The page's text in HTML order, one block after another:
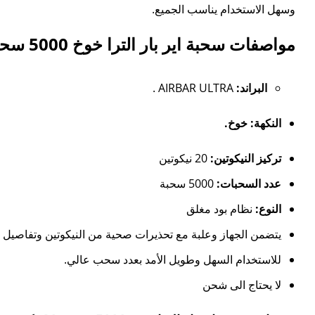
وسهل الاستخدام يناسب الجميع.
مواصفات سحبة اير بار الترا خوخ 5000 سحبه 20 نكوتين:
البراند: AIRBAR ULTRA .
النكهة: خوخ.
تركيز النيكوتين: 20 نيكوتين
عدد السحبات: 5000 سحبة
النوع: نظام بود مغلق
يتضمن الجهاز وعلبة مع تحذيرات صحية من النيكوتين وتفاصيل
للاستخدام السهل وطويل الأمد بعدد سحب عالي.
لا يحتاج الى شحن